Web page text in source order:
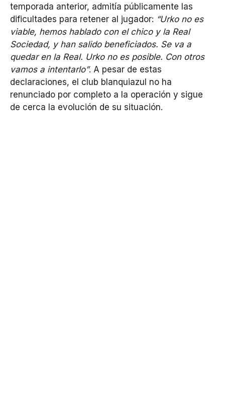
temporada anterior, admitía públicamente las
dificultades para retener al jugador: “Urko no es
viable, hemos hablado con el chico y la Real
Sociedad, y han salido beneficiados. Se va a
quedar en la Real. Urko no es posible. Con otros
vamos a intentarlo”. A pesar de estas
declaraciones, el club blanquiazul no ha
renunciado por completo a la operación y sigue
de cerca la evolución de su situación.